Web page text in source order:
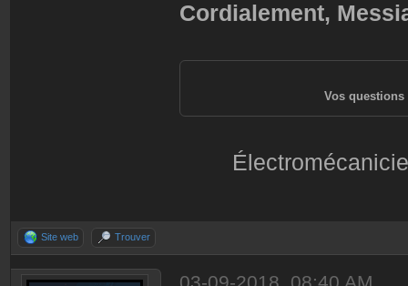
Cordialement,
Vos questions
Site web Trouver